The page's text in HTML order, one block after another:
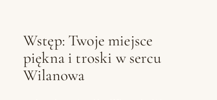
Wstęp: Twoje miejsce
piękna i troski w sercu
Wilanowa